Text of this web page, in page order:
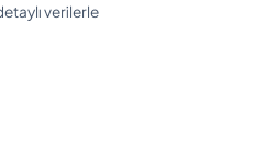
verilerle